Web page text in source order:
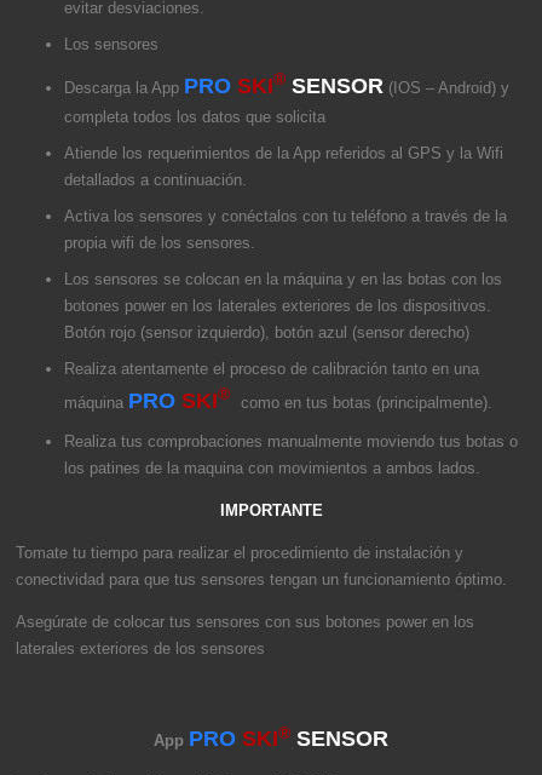
evitar desviaciones.
Los sensores
Descarga la App PRO SKI® SENSOR (IOS – Android) y
completa todos los datos que solicita
Atiende los requerimientos de la App referidos al GPS y la Wifi
detallados a continuación.
Activa los sensores y conéctalos con tu teléfono a través de la
propia wifi de los sensores.
Los sensores se colocan en la máquina y en las botas con los
botones power en los laterales exteriores de los dispositivos.
Botón rojo (sensor izquierdo), botón azul (sensor derecho)
Realiza atentamente el proceso de calibración tanto en una
máquina PRO SKI® como en tus botas (principalmente).
Realiza tus comprobaciones manualmente moviendo tus botas o
los patines de la maquina con movimientos a ambos lados.
IMPORTANTE
Tomate tu tiempo para realizar el procedimiento de instalación y
conectividad para que tus sensores tengan un funcionamiento óptimo.
Asegúrate de colocar tus sensores con sus botones power en los
laterales exteriores de los sensores
App PRO SKI® SENSOR